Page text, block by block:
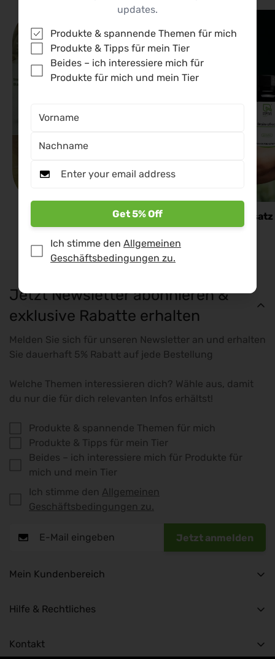
Folge uns auf Instagram:
@nikolausnature
Kaffee-
Jetzt Newsletter abonnieren &
exklusive Rabatte erhalten
Melden Sie sich für unseren Newsletter an und erhalten
Sie dauerhaft 5% Rabatt auf jede Bestellung
Welche Themen interessieren dich? Wähle aus, damit
du nur die für dich relevanten Infos erhältst!
Produkte & spannende Themen für mich
Produkte & Tipps für mein Tier
Beides – ich interessiere mich für Produkte für
mich und mein Tier
Ich stimme den Allgemeinen
Geschäftsbedingungen zu.
Jetzt anmelden
Mein Kundenbereich
My Account
Hilfe & Rechtliches
imprint
Kontakt
updates.
Produkte & spannende Themen für mich
Produkte & Tipps für mein Tier
Beides – ich interessiere mich für
Produkte für mich und mein Tier
Get 5% Off
Ich stimme den Allgemeinen
Geschäftsbedingungen zu.